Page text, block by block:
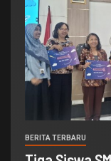
BERITA TERBARU